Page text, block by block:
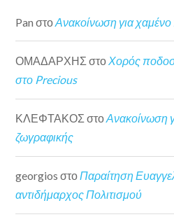
Pan στοΑνακοίνωση για
ΟΜΑΔΑΡΧΗΣ στοΧορός
στο Precious
ΚΛΕΦΤΑΚΟΣ στοΑνακοίνωση
ζωγραφικής
georgios στοΠαραίτηση
αντιδήμαρχος Πολιτισμού